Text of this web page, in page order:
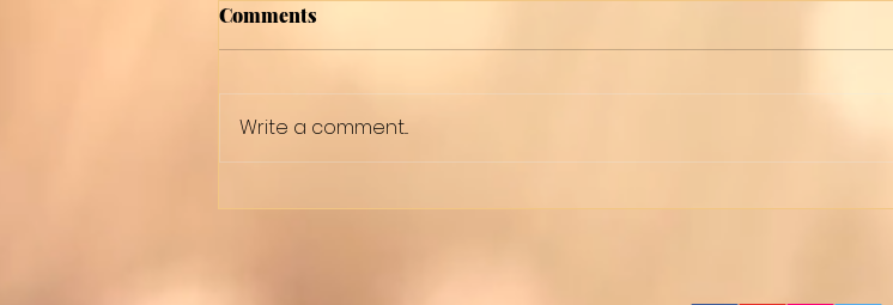
12 Colors
Comments
Write a comment...